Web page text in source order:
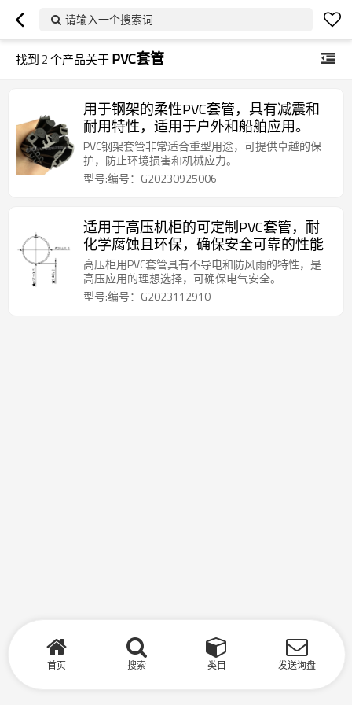
请输入一个搜索词
找到 2个产品关于PVC套管
用于钢架的柔性PVC套管，具有减震和
耐用特性，适用于户外和船舶应用。
PVC钢架套管非常适合重型用途，可提供卓越的保
护，防止环境损害和机械应力。
型号:编号：G20230925006
适用于高压机柜的可定制PVC套管，耐
化学腐蚀且环保，确保安全可靠的性能
高压柜用PVC套管具有不导电和防风雨的特性，是
高压应用的理想选择，可确保电气安全。
型号:编号：G2023112910
首页 搜索 类目 发送询盘